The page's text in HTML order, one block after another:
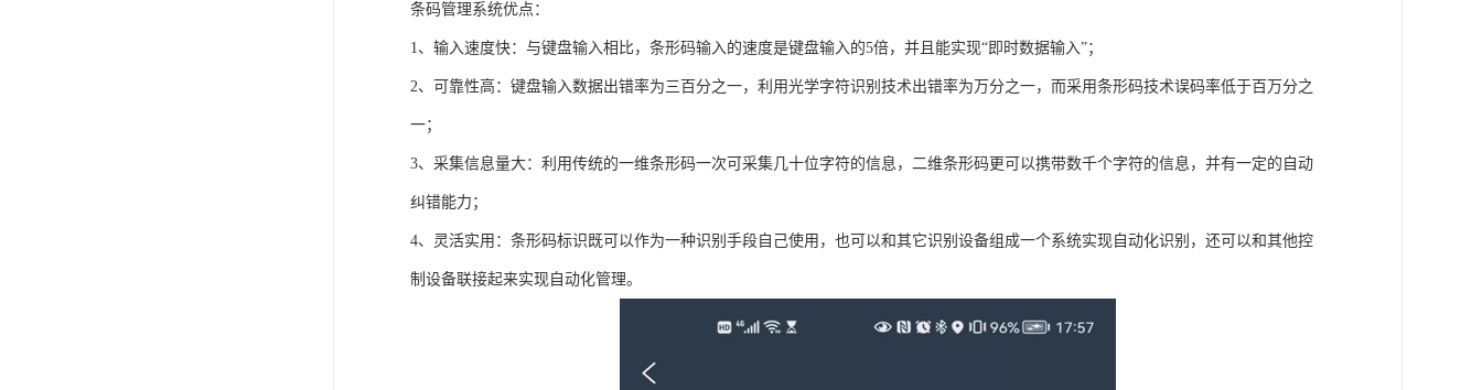
条码管理系统优点：
1、输入速度快：与键盘输入相比，条形码输入的速度是键盘输入的5倍，并且能实现“即时数据输入”；
2、可靠性高：键盘输入数据出错率为三百分之一，利用光学字符识别技术出错率为万分之一，而采用条形码技术误码率低于百万分之
一；
3、采集信息量大：利用传统的一维条形码一次可采集几十位字符的信息，二维条形码更可以携带数千个字符的信息，并有一定的自动
纠错能力；
4、灵活实用：条形码标识既可以作为一种识别手段自己使用，也可以和其它识别设备组成一个系统实现自动化识别，还可以和其他控
制设备联接起来实现自动化管理。